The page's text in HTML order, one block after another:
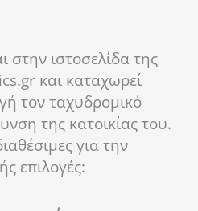
στην ιστοσελίδα της
και καταχωρεί
τον ταχυδρομικό
της κατοικίας του.
για την
επιλογές: